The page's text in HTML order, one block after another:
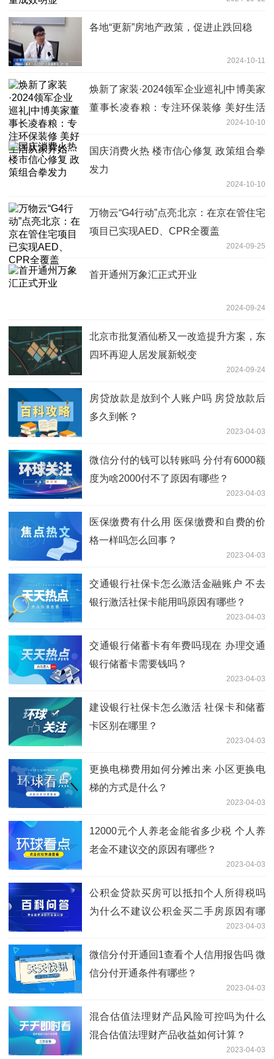
各地“更新”房地产政策，促进止跌回稳
2024-10-11
焕新了家装·2024领军企业巡礼|中博美家
董事长凌春粮：专注环保装修 美好生活
2024-10-10
国庆消费火热 楼市信心修复 政策组合拳
发力
2024-10-10
万物云“G4行动”点亮北京：在京在管住宅
项目已实现AED、CPR全覆盖
2024-09-25
首开通州万象汇正式开业
2024-09-24
北京市批复酒仙桥又一改造提升方案，东
四环再迎人居发展新蜕变
2024-09-24
房贷放款是放到个人账户吗 房贷放款后
多久到帐？
2023-04-03
微信分付的钱可以转账吗 分付有6000额
度为啥2000付不了原因有哪些？
2023-04-03
医保缴费有什么用 医保缴费和自费的价
格一样吗怎么回事？
2023-04-03
交通银行社保卡怎么激活金融账户 不去
银行激活社保卡能用吗原因有哪些？
2023-04-03
交通银行储蓄卡有年费吗现在 办理交通
银行储蓄卡需要钱吗？
2023-04-03
建设银行社保卡怎么激活 社保卡和储蓄
卡区别在哪里？
2023-04-03
更换电梯费用如何分摊出来 小区更换电
梯的方式是什么？
2023-04-03
12000元个人养老金能省多少税 个人养
老金不建议交的原因有哪些？
2023-04-03
公积金贷款买房可以抵扣个人所得税吗
为什么不建议公积金买二手房原因有哪
2023-04-03
微信分付开通回1查看个人信用报告吗 微
信分付开通条件有哪些？
2023-04-03
混合估值法理财产品风险可控吗为什么
混合估值法理财产品收益如何计算？
2023-04-03